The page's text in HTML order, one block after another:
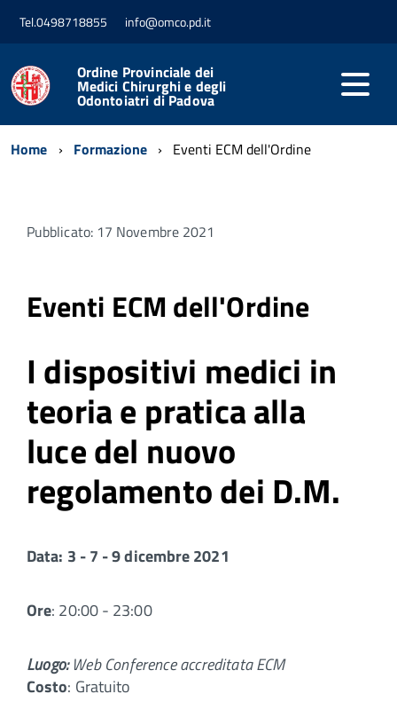
Tel.0498718855 info@omco.pd.it
Ordine Provinciale dei
Medici Chirurghi e degli
Odontoiatri di Padova
Home Formazione Eventi ECM dell'Ordine
Pubblicato: 17 Novembre 2021
Eventi ECM dell'Ordine
I dispositivi medici in
teoria e pratica alla
luce del nuovo
regolamento dei D.M.
Data: 3 - 7 - 9 dicembre 2021
Ore: 20:00 - 23:00
Luogo:Web Conference accreditata ECM
Costo: Gratuito